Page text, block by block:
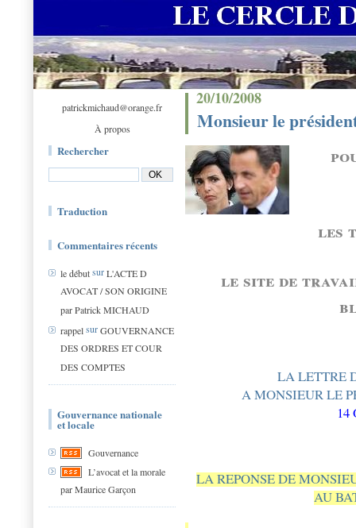
patrickmichaud@orange.fr
À propos
Rechercher
Traduction
Commentaires récents
le débutsurL'ACTE D
AVOCAT / SON ORIGINE
par Patrick MICHAUD
rappelsurGOUVERNANCE
DES ORDRES ET COUR
DES COMPTES
Gouvernance nationale
et locale
Gouvernance
L’avocat et la morale
par Maurice Garçon
20/10/2008
Monsieur le
les
le site de
LA LETTRE
A MONSIEUR LE
14
LA REPONSE DE
AU